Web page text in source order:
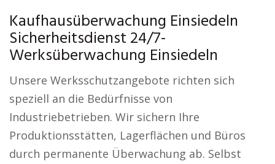
Kaufhausüberwachung Einsiedeln
Sicherheitsdienst 24/7-
Werksüberwachung Einsiedeln
Unsere Werksschutzangebote richten sich
speziell an die Bedürfnisse von
Industriebetrieben. Wir sichern Ihre
Produktionsstätten, Lagerflächen und Büros
durch permanente Überwachung ab. Selbst